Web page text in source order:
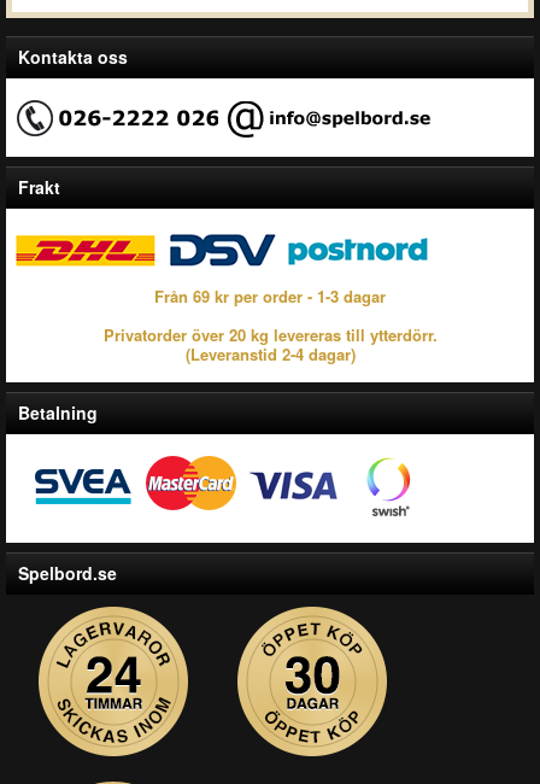
Kontakta oss
Frakt
Från 69 kr per order - 1-3 dagar
Privatorder över 20 kg levereras till ytterdörr.
(Leveranstid 2-4 dagar)
Betalning
Spelbord.se